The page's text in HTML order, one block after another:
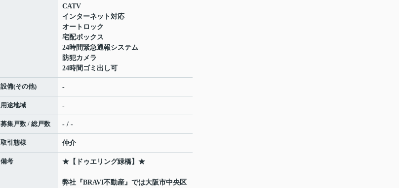
CATV
インターネット対応
オートロック
宅配ボックス
24時間緊急通報システム
防犯カメラ
24時間ゴミ出し可
設備(その他) -
用途地域 -
募集戸数 / 総戸数 - / -
取引態様 仲介
備考 ★【ドゥエリング緑橋】★
弊社『BRAVI不動産』では大阪市中央区